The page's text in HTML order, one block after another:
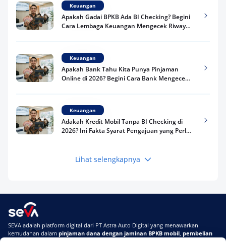
Keuangan
Apakah Gadai BPKB Ada BI Checking? Begini
Cara Lembaga Keuangan Mengecek Riwayat
Keuangan
Apakah Bank Tahu Kita Punya Pinjaman
Online di 2026? Begini Cara Bank Mengecek
Keuangan
Adakah Kredit Mobil Tanpa BI Checking di
2026? Ini Fakta Syarat Pengajuan yang Perlu
Keuangan
Terpercaya
Telat Bayar Pinjol 2 Hari, Apakah Langsung
Masuk BI Checking? Simak Peraturan
Lihat selengkapnya
SEVA adalah platform digital dari PT Astra Auto Digital yang menawarkan
kemudahan dalam pinjaman dana dengan jaminan BPKB mobil pembelian